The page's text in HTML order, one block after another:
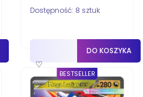
Dostępność: 8 sztuk
♡
DO KOSZYKA
BESTSELLER